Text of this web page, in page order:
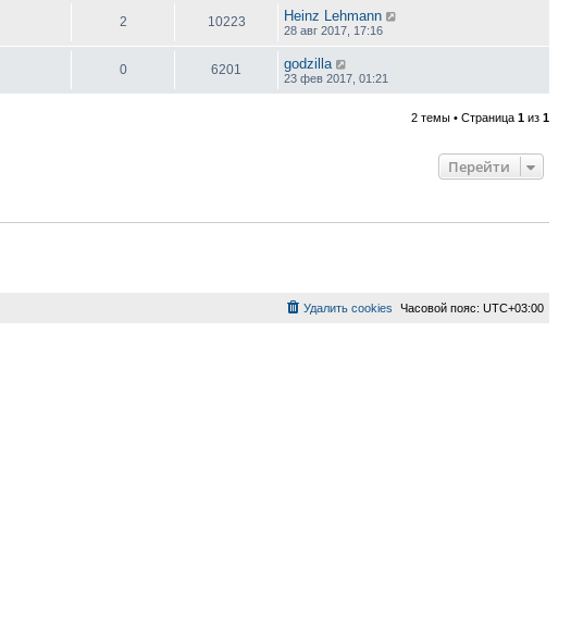
2 10223 Heinz Lehmann
28 авг 2017, 17:16
0 6201 godzilla
23 фев 2017, 01:21
2 темы • Страница 1 из 1
Перейти
Часовой пояс: UTC+03:00
Удалить cookies